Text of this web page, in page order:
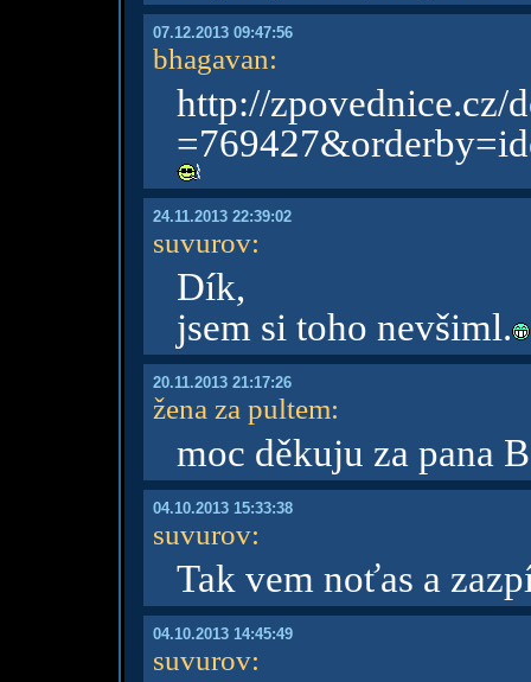
07.12.2013 09:47:56
bhagavan:
http://zpovednice.cz/
24.11.2013 22:39:02
suvurov:
Dík,
jsem si toho nevšiml.
20.11.2013 21:17:26
žena za pultem:
moc děkuju za pana
04.10.2013 15:33:38
suvurov:
Tak vem noťas a
04.10.2013 14:45:49
suvurov: